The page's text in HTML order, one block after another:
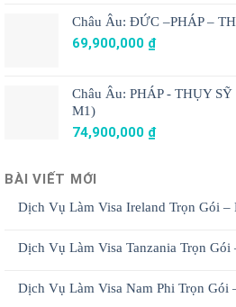
Châu Âu: ĐỨC –PHÁP –
69,900,000 ₫
Châu Âu: PHÁP - THỤY
M1)
74,900,000 ₫
BÀI VIẾT MỚI
Dịch Vụ Làm Visa Ireland Trọn Gói –
Dịch Vụ Làm Visa Tanzania Trọn Gói
Dịch Vụ Làm Visa Nam Phi Trọn Gói